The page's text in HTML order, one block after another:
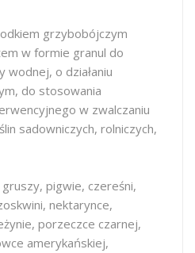
grzybobójczym
w formie granul do
wodnej, o działaniu
do stosowania
w zwalczaniu
sadowniczych, rolniczych,
gruszy, pigwie, czereśni,
nektarynce,
porzeczce czarnej,
amerykańskiej,